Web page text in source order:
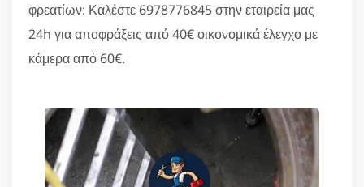
φρεατίων: Καλέστε 6978776845 στην εταιρεία μας
24h για αποφράξεις από 40€ οικονομικά έλεγχο με
κάμερα από 60€.